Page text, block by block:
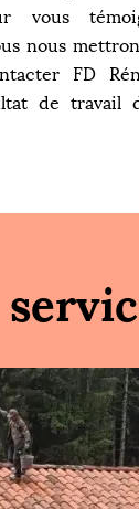
vous
nous
FD
de travail